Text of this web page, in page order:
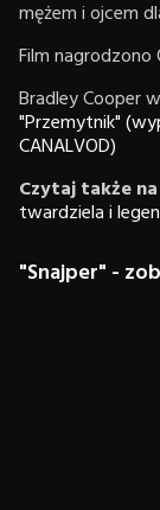
mężem i ojcem
Film nagrodzono
Bradley Cooper
"Przemytnik"
CANALVOD)
Czytaj także
twardziela i
"Snajper" -